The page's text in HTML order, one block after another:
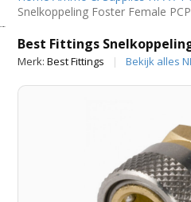
Snelkoppeling Foster Female PCP
Best Fittings
Merk:Best Fittings Bekijk alles